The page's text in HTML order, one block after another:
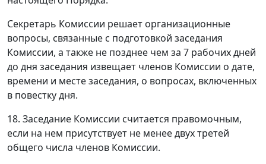
Секретарь Комиссии решает организационные
вопросы, связанные с подготовкой заседания
Комиссии, а также не позднее чем за 7 рабочих дней
до дня заседания извещает членов Комиссии о дате,
времени и месте заседания, о вопросах, включенных
в повестку дня.
18. Заседание Комиссии считается правомочным,
если на нем присутствует не менее двух третей
общего числа членов Комиссии.